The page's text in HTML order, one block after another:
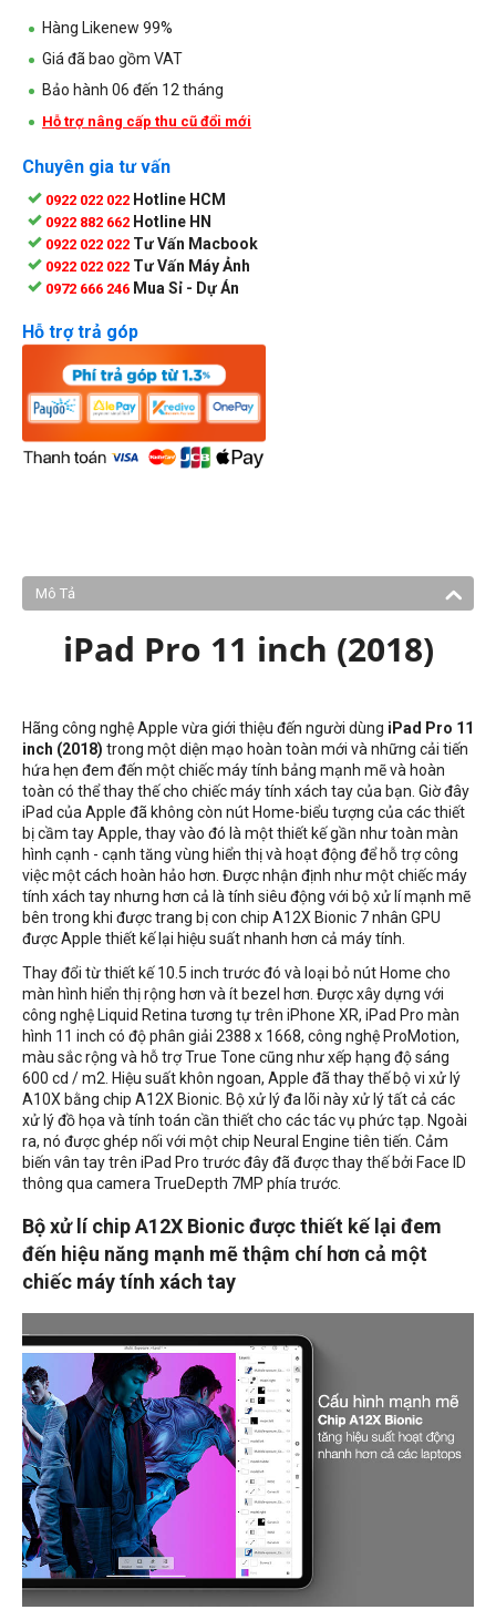
Hàng Likenew 99%
Giá đã bao gồm VAT
Bảo hành 06 đến 12 tháng
Hỗ trợ nâng cấp thu cũ đổi mới
Chuyên gia tư vấn
0922 022 022 Hotline HCM
0922 882 662 Hotline HN
0922 022 022 Tư Vấn Macbook
0922 022 022 Tư Vấn Máy Ảnh
0972 666 246 Mua Sỉ - Dự Án
Hỗ trợ trả góp
Mô Tả
iPad Pro 11 inch (2018)
Hãng công nghệ Apple vừa giới thiệu đến người dùng iPad Pro 11
inch (2018) trong một diện mạo hoàn toàn mới và những cải tiến
hứa hẹn đem đến một chiếc máy tính bảng mạnh mẽ và hoàn
toàn có thể thay thế cho chiếc máy tính xách tay của bạn. Giờ đây
iPad của Apple đã không còn nút Home-biểu tượng của các thiết
bị cầm tay Apple, thay vào đó là một thiết kế gần như toàn màn
hình cạnh - cạnh tăng vùng hiển thị và hoạt động để hỗ trợ công
việc một cách hoàn hảo hơn. Được nhận định như một chiếc máy
tính xách tay nhưng hơn cả là tính siêu động với bộ xử lí mạnh mẽ
bên trong khi được trang bị con chip A12X Bionic 7 nhân GPU
được Apple thiết kế lại hiệu suất nhanh hơn cả máy tính.
Thay đổi từ thiết kế 10.5 inch trước đó và loại bỏ nút Home cho
màn hình hiển thị rộng hơn và ít bezel hơn. Được xây dựng với
công nghệ Liquid Retina tương tự trên iPhone XR, iPad Pro màn
hình 11 inch có độ phân giải 2388 x 1668, công nghệ ProMotion,
màu sắc rộng và hỗ trợ True Tone cũng như xếp hạng độ sáng
600 cd / m2. Hiệu suất khôn ngoan, Apple đã thay thế bộ vi xử lý
A10X bằng chip A12X Bionic. Bộ xử lý đa lõi này xử lý tất cả các
xử lý đồ họa và tính toán cần thiết cho các tác vụ phức tạp. Ngoài
ra, nó được ghép nối với một chip Neural Engine tiên tiến. Cảm
biến vân tay trên iPad Pro trước đây đã được thay thế bởi Face ID
thông qua camera TrueDepth 7MP phía trước.
Bộ xử lí chip A12X Bionic được thiết kế lại đem
đến hiệu năng mạnh mẽ thậm chí hơn cả một
chiếc máy tính xách tay